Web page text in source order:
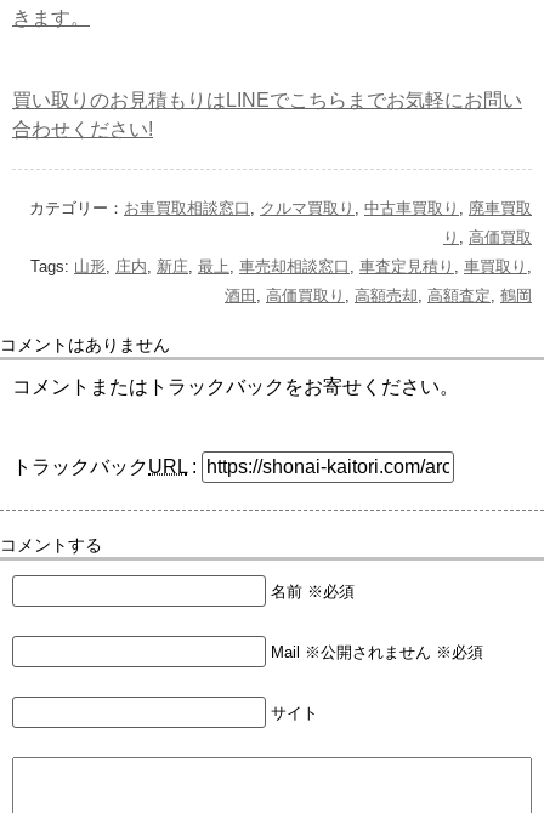
きます。
買い取りのお見積もりはLINEでこちらまでお気軽にお問い
合わせください!
カテゴリー： お車買取相談窓口 クルマ買取り 中古車買取り
廃車買取
り
高価買取
Tags: 山形 庄内 新庄 最上 車売却相談窓口 車査定見積り 車買取り
酒田
高価買取り 高額売却 高額査定 鶴岡
コメントはありません
コメントまたはトラックバックをお寄せください。
トラックバックURL :
コメントする
名前 ※必須
Mail ※公開されません ※必須
サイト